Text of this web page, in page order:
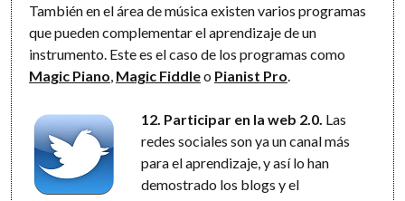
También en el área de música existen varios programas
que pueden complementar el aprendizaje de un
instrumento. Este es el caso de los programas como
Magic Piano, Magic Fiddleo Pianist Pro.
12. Participar en la web 2.0. Las
redes sociales son ya un canal más
para el aprendizaje, y así lo han
demostrado los blogs y el